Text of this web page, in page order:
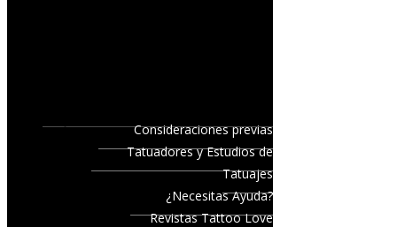
Consideraciones previas
Tatuadores y Estudios de
Tatuajes
¿Necesitas Ayuda?
Revistas Tattoo Love